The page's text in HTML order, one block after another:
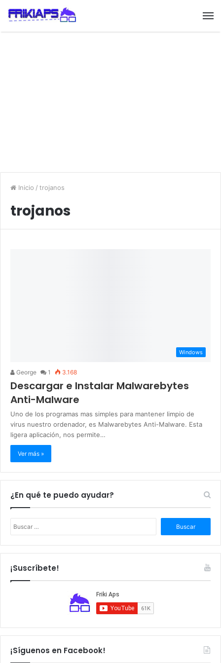
Inicio / trojanos
trojanos
Windows
George 1 3.168
Descargar e Instalar Malwarebytes
Anti-Malware
Uno de los programas mas simples para mantener limpio de
virus nuestro ordenador, es Malwarebytes Anti-Malware. Esta
ligera aplicación, nos permite…
Ver más »
¿En qué te puedo ayudar?
s
c
¡Suscríbete!
¡Síguenos en Facebook!